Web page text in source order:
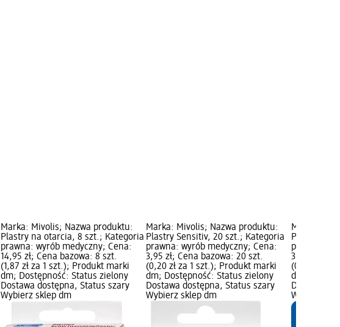
Marka: Mivolis; Nazwa produktu:
Plastry na otarcia, 8 szt.; Kategoria
prawna: wyrób medyczny; Cena:
14,95 zł; Cena bazowa: 8 szt.
(1,87 zł za 1 szt.); Produkt marki
dm; Dostępność: Status zielony
Dostawa dostępna, Status szary
Wybierz sklep dm
Marka: Mivolis; Nazwa produktu:
Plastry Sensitiv, 20 szt.; Kategoria
prawna: wyrób medyczny; Cena:
3,95 zł; Cena bazowa: 20 szt.
(0,20 zł za 1 szt.); Produkt marki
dm; Dostępność: Status zielony
Dostawa dostępna, Status szary
Wybierz sklep dm
Marka:
Plastry dla
prawna:
3,95 zł;
(0,20 zł za
dm;
Dostawa
Wybierz